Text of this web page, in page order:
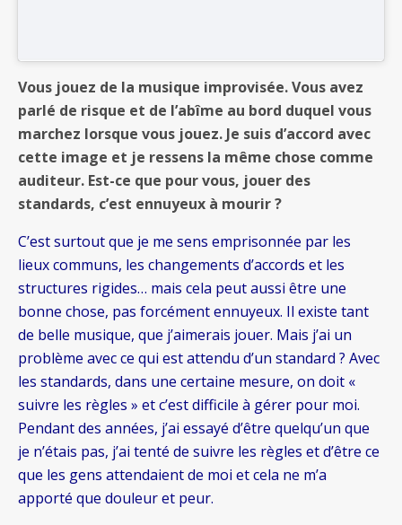
Vous jouez de la musique improvisée. Vous avez
parlé de risque et de l’abîme au bord duquel vous
marchez lorsque vous jouez. Je suis d’accord avec
cette image et je ressens la même chose comme
auditeur. Est-ce que pour vous, jouer des
standards, c’est ennuyeux à mourir ?
C’est surtout que je me sens emprisonnée par les
lieux communs, les changements d’accords et les
structures rigides… mais cela peut aussi être une
bonne chose, pas forcément ennuyeux. Il existe tant
de belle musique, que j’aimerais jouer. Mais j’ai un
problème avec ce qui est attendu d’un standard ? Avec
les standards, dans une certaine mesure, on doit «
suivre les règles » et c’est difficile à gérer pour moi.
Pendant des années, j’ai essayé d’être quelqu’un que
je n’étais pas, j’ai tenté de suivre les règles et d’être ce
que les gens attendaient de moi et cela ne m’a
apporté que douleur et peur.